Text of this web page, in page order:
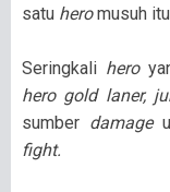
satu heromusuh
Seringkali hero
hero gold laner,
sumber damage
fight.